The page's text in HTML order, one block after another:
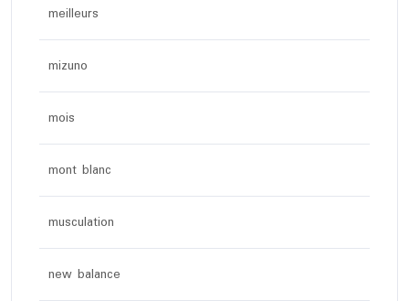
meilleurs
mizuno
mois
mont blanc
musculation
new balance